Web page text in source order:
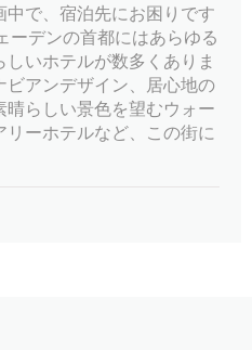
で、宿泊先にお困りです
ーデンの首都にはあらゆる
いホテルが数多くありま
アンデザイン、居心地の
らしい景色を望むウォー
ーホテルなど、この街に